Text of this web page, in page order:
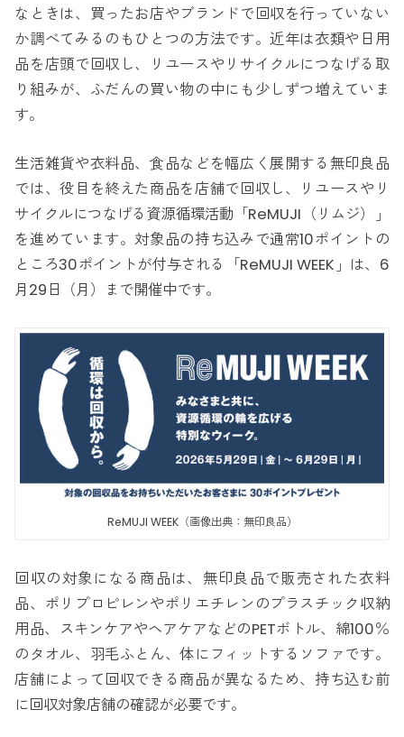
なときは、買ったお店やブランドで回収を行っていない
か調べてみるのもひとつの方法です。近年は衣類や日用
品を店頭で回収し、リユースやリサイクルにつなげる取
り組みが、ふだんの買い物の中にも少しずつ増えていま
す。
生活雑貨や衣料品、食品などを幅広く展開する無印良品
では、役目を終えた商品を店舗で回収し、リユースやリ
サイクルにつなげる資源循環活動「ReMUJI（リムジ）」
を進めています。対象品の持ち込みで通常10ポイントの
ところ30ポイントが付与される「ReMUJI WEEK」は、6
月29日（月）まで開催中です。
ReMUJI WEEK（画像出典：無印良品）
回収の対象になる商品は、無印良品で販売された衣料
品、ポリプロピレンやポリエチレンのプラスチック収納
用品、スキンケアやヘアケアなどのPETボトル、綿100％
のタオル、羽毛ふとん、体にフィットするソファです。
店舗によって回収できる商品が異なるため、持ち込む前
に回収対象店舗の確認が必要です。